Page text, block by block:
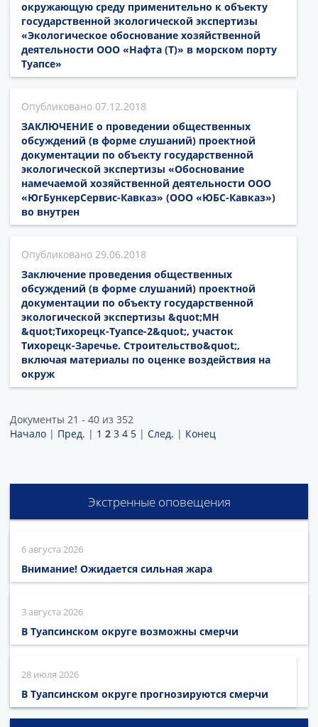
окружающую среду применительно к объекту
государственной экологической экспертизы
«Экологическое обоснование хозяйственной
деятельности ООО «Нафта (Т)» в морском порту
Туапсе»
07.12.2018
ЗАКЛЮЧЕНИЕ о проведении общественных
обсуждений (в форме слушаний) проектной
документации по объекту государственной
экологической экспертизы «Обоснование
намечаемой хозяйственной деятельности ООО
«ЮгБункерСервис-Кавказ» (ООО «ЮБС-Кавказ»)
во внутрен
29.06.2018
Заключение проведения общественных
обсуждений (в форме слушаний) проектной
документации по объекту государственной
экологической экспертизы &quot;МН
&quot;Тихорецк-Туапсе-2&quot;, участок
Тихорецк-Заречье. Строительство&quot;,
включая материалы по оценке воздействия на
окруж
Документы 21 - 40 из 352
Начало | Пред. | 1 2 3 4 5 | След. | Конец
Экстренные оповещения
6 августа 2026
Внимание! Ожидается сильная жара
3 августа 2026
В Туапсинском округе возможны смерчи
28 июля 2026
В Туапсинском округе прогнозируются смерчи